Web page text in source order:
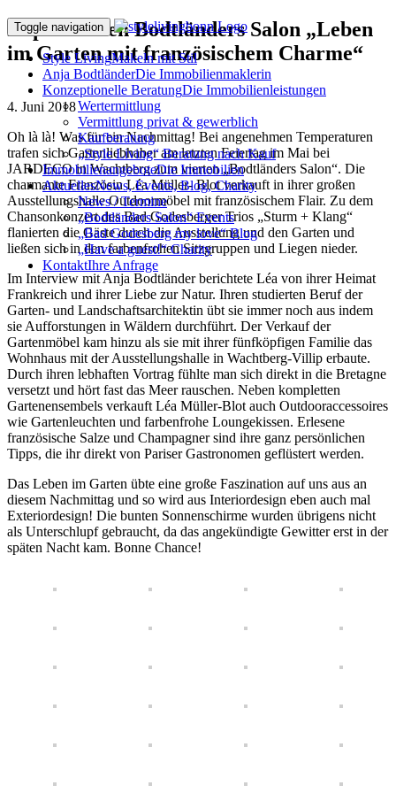
Toggle navigation
Style LivingMakeln mit Stil
Anja BodtländerDie Immobilienmaklerin
Konzeptionelle BeratungDie Immobilienleistungen
Wertermittlung
Vermittlung privat & gewerblich
Kaufberatung
„Style Living“ Beratung nach Kauf
ImmobilienangeboteDie Immobilien
AktuellesNews, Events, Blog, Charity
News / Termine
„Bodtländers Salon“ Events
„Bad Godesberg my love“ Blog
„Have a guest!“ Charity
KontaktIhre Anfrage
Impressionen Bodtländers Salon „Leben
im Garten mit französischem Charme“
4. Juni 2018
Oh là là! Was für ein Nachmittag! Bei angenehmen Temperaturen
trafen sich Gartenliebhaber am letzten Feiertag im Mai bei
JARDECO in Wachtberg zum vierten „Bodtländers Salon“. Die
charmante Französin Léa Müller- Blot verkauft in ihrer großen
Ausstellungshalle Outdoormöbel mit französischem Flair. Zu dem
Chansonkonzert des Bad Godesberger Trios „Sturm + Klang“
flanierten die Gäste durch die Ausstellung und den Garten und
ließen sich in den farbenfrohen Sitzgruppen und Liegen nieder.
Im Interview mit Anja Bodtländer berichtete Léa von ihrer Heimat
Frankreich und ihrer Liebe zur Natur. Ihren studierten Beruf der
Garten- und Landschaftsarchitektin übt sie immer noch aus indem
sie Aufforstungen in Wäldern durchführt. Der Verkauf der
Gartenmöbel kam hinzu als sie mit ihrer fünfköpfigen Familie das
Wohnhaus mit der Ausstellungshalle in Wachtberg-Villip erbaute.
Durch ihren lebhaften Vortrag fühlte man sich direkt in die Bretagne
versetzt und hört fast das Meer rauschen. Neben kompletten
Gartenensembels verkauft Léa Müller-Blot auch Outdooraccessoires
wie Gartenleuchten und farbenfrohe Loungekissen. Erlesene
französische Salze und Champagner sind ihre ganz persönlichen
Tipps, die ihr direkt von Pariser Gastronomen geflüstert werden.
Das Leben im Garten übte eine große Faszination auf uns aus an
diesem Nachmittag und so wird aus Interiordesign eben auch mal
Exteriordesign! Die bunten Sonnenschirme wurden übrigens nicht
als Unterschlupf gebraucht, da das angekündigte Gewitter erst in der
späten Nacht kam. Bonne Chance!